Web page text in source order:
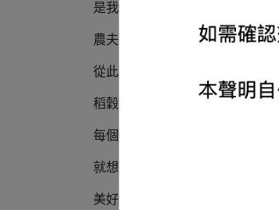
是我們對米的想像，也是米的願望
農夫從⼤地收割稻穀
從此之後由我們完全接⼿
稻穀的烘乾、碾製、選米、品管...
每個步驟我們不假他⼿
就想真實地、完整地傳遞米的性格
美好的內在，好美的外在